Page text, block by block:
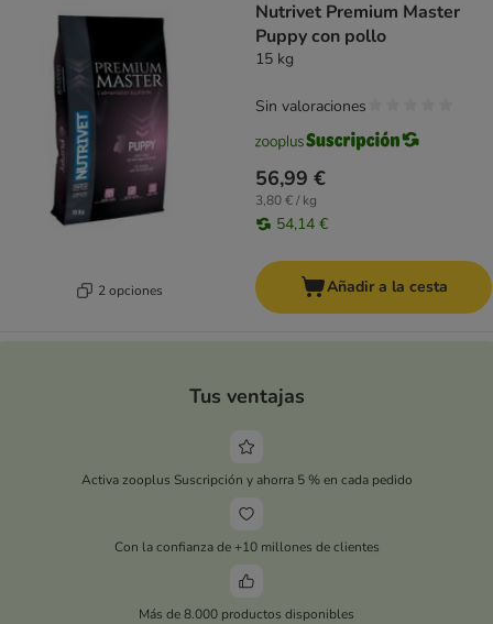
2 opciones
Nutrivet Premium Master
Puppy con pollo
15 kg
56,99 €
3,80 € / kg
54,14 €
Sin valoraciones
Añadir a la cesta
Tus ventajas
Activa zooplus Suscripción y ahorra 5 % en cada pedido
Con la confianza de +10 millones de clientes
Más de 8.000 productos disponibles